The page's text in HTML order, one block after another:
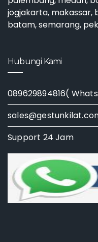
jogjakarta, makassar,
batam, semarang,
Hubungi Kami
089629894816(
Support 24 Jam